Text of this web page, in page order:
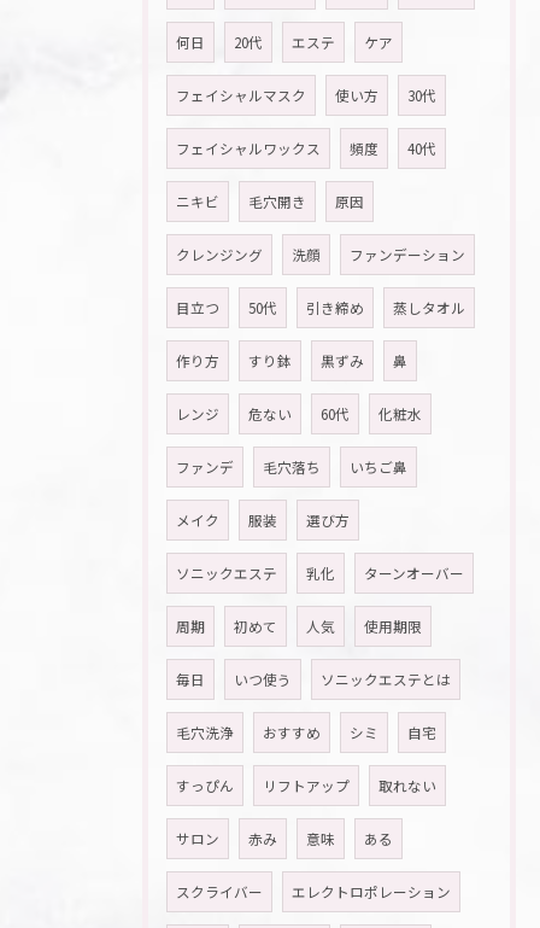
何日 20代 エステ ケア
フェイシャルマスク 使い方 30代
フェイシャルワックス 頻度 40代
ニキビ 毛穴開き 原因
クレンジング 洗顔 ファンデーション
目立つ 50代 引き締め 蒸しタオル
作り方 すり鉢 黒ずみ 鼻
レンジ 危ない 60代 化粧水
ファンデ 毛穴落ち いちご鼻
メイク 服装 選び方
ソニックエステ 乳化 ターンオーバー
周期 初めて 人気 使用期限
毎日 いつ使う ソニックエステとは
毛穴洗浄 おすすめ シミ 自宅
すっぴん リフトアップ 取れない
サロン 赤み 意味 ある
スクライバー エレクトロポレーション